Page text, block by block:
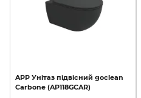
APP Унітаз підвісний goclean
Carbone (AP118GCAR)